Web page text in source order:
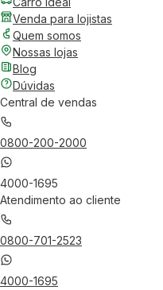
Venda para lojistas
Quem somos
Nossas lojas
Blog
Dúvidas
Central de vendas
0800-200-2000
4000-1695
Atendimento ao cliente
0800-701-2523
4000-1695